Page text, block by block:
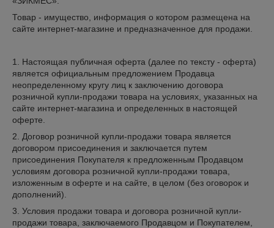
Товар - имущество, информация о котором размещена на
сайте интернет-магазине и предназначенное для продажи.
1. Настоящая публичная оферта (далее по тексту - оферта)
является официальным предложением Продавца
неопределенному кругу лиц к заключению договора
розничной купли-продажи товара на условиях, указанных на
сайте интернет-магазина и определенных в настоящей
оферте.
2. Договор розничной купли-продажи товара является
договором присоединения и заключается путем
присоединения Покупателя к предложенным Продавцом
условиям договора розничной купли-продажи товара,
изложенным в оферте и на сайте, в целом (без оговорок и
дополнений).
3. Условия продажи товара и договора розничной купли-
продажи товара, заключаемого Продавцом и Покупателем,